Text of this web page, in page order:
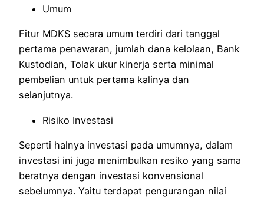
Umum
Fitur MDKS secara umum terdiri dari tanggal
pertama penawaran, jumlah dana kelolaan, Bank
Kustodian, Tolak ukur kinerja serta minimal
pembelian untuk pertama kalinya dan
selanjutnya.
Risiko Investasi
Seperti halnya investasi pada umumnya, dalam
investasi ini juga menimbulkan resiko yang sama
beratnya dengan investasi konvensional
sebelumnya. Yaitu terdapat pengurangan nilai